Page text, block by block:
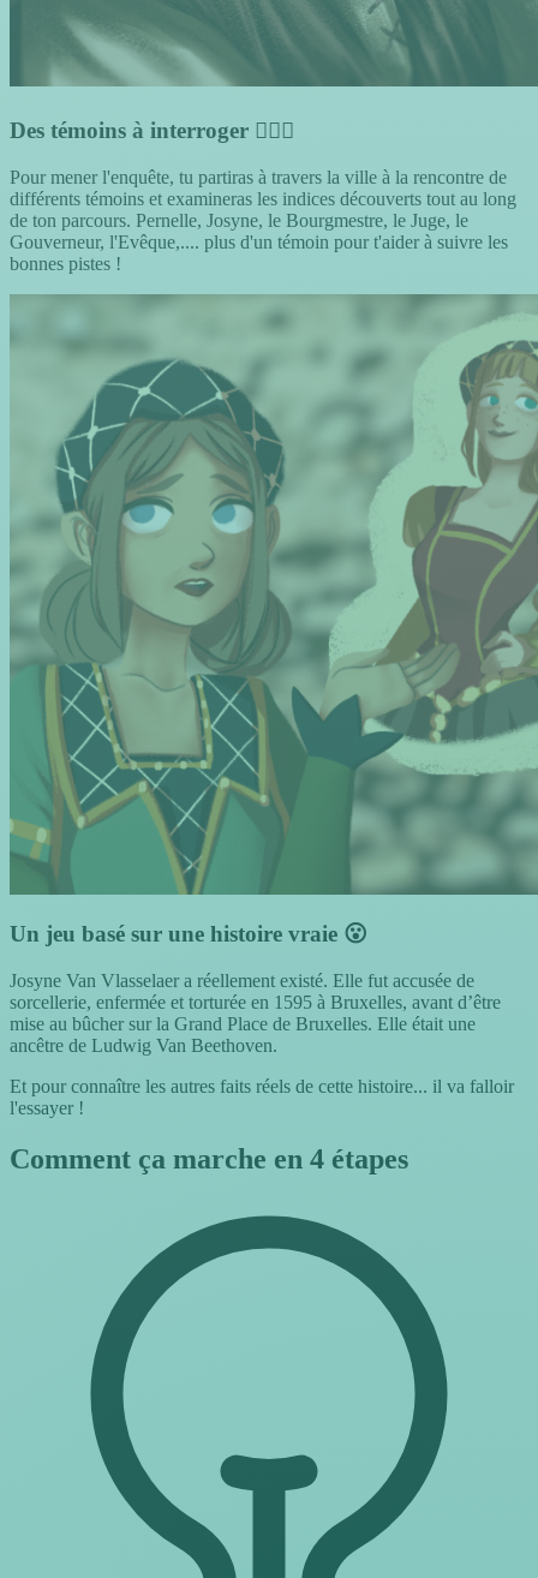
Des témoins à interroger 🕵🏻‍♀️
Pour mener l'enquête, tu partiras à travers la ville à la rencontre de
différents témoins et examineras les indices découverts tout au long
de ton parcours. Pernelle, Josyne, le Bourgmestre, le Juge, le
Gouverneur, l'Evêque,.... plus d'un témoin pour t'aider à suivre les
bonnes pistes !
Un jeu basé sur une histoire vraie 😮
Josyne Van Vlasselaer a réellement existé. Elle fut accusée de
sorcellerie, enfermée et torturée en 1595 à Bruxelles, avant d’être
mise au bûcher sur la Grand Place de Bruxelles. Elle était une
ancêtre de Ludwig Van Beethoven.
Et pour connaître les autres faits réels de cette histoire... il va falloir
l'essayer !
Comment ça marche en 4 étapes